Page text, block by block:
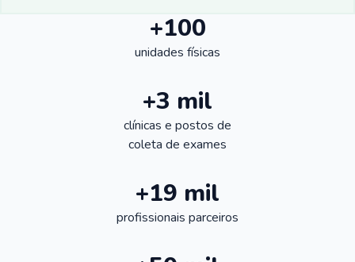
+100
unidades físicas
+3 mil
clínicas e postos de
coleta de exames
+19 mil
profissionais parceiros